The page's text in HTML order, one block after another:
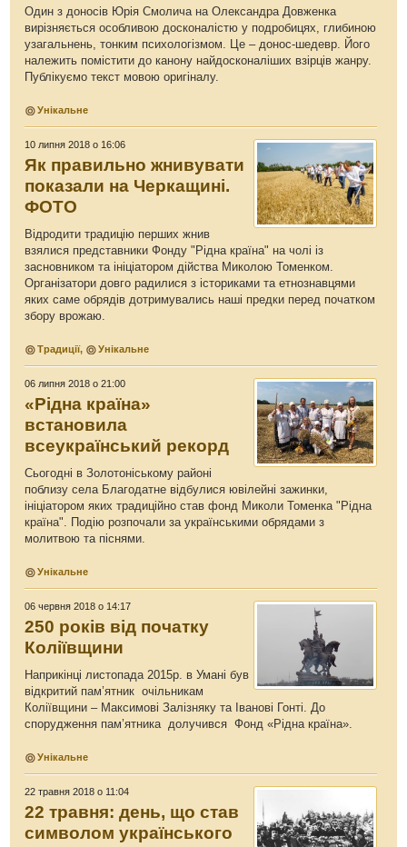
Один з доносів Юрія Смолича на Олександра Довженка
вирізняється особливою досконалістю у подробицях, глибиною
узагальнень, тонким психологізмом. Це – донос-шедевр. Його
належить помістити до канону найдосконаліших взірців жанру.
Публікуємо текст мовою оригіналу.
Унікальне
10 липня 2018 о 16:06
Як правильно жнивувати
показали на Черкащині.
ФОТО
Відродити традицію перших жнив
взялися представники Фонду "Рідна країна" на чолі із
засновником та ініціатором дійства Миколою Томенком.
Організатори довго радилися з істориками та етнознавцями
яких саме обрядів дотримувались наші предки перед початком
збору врожаю.
Традиції, Унікальне
06 липня 2018 о 21:00
«Рідна країна»
встановила
всеукраїнський рекорд
Сьогодні в Золотоніському районі
поблизу села Благодатне відбулися ювілейні зажинки,
ініціатором яких традиційно став фонд Миколи Томенка "Рідна
країна". Подію розпочали за українськими обрядами з
молитвою та піснями.
Унікальне
06 червня 2018 о 14:17
250 років від початку
Коліївщини
Наприкінці листопада 2015р. в Умані був
відкритий пам’ятник очільникам
Коліївщини – Максимові Залізняку та Іванові Гонті. До
спорудження пам’ятника долучився Фонд «Рідна країна».
Унікальне
22 травня 2018 о 11:04
22 травня: день, що став
символом українського